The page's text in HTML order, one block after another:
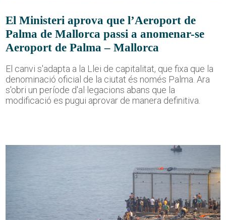
El Ministeri aprova que l’Aeroport de
Palma de Mallorca passi a anomenar-se
Aeroport de Palma – Mallorca
El canvi s'adapta a la Llei de capitalitat, que fixa que la
denominació oficial de la ciutat és només Palma. Ara
s'obri un període d'al·legacions abans que la
modificació es pugui aprovar de manera definitiva.